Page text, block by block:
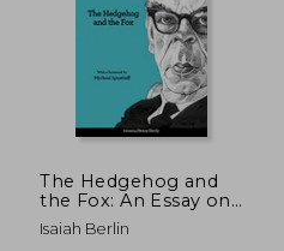
The Hedgehog and
the Fox: An Essay on
Tolstoy's View of
History (Second
Isaiah Berlin